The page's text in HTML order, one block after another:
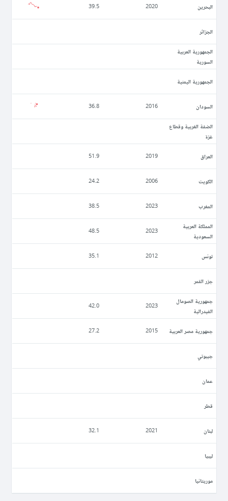
البحرين 2020
39.5
الجزائر
الجمهورية العربية
السورية
الجمهورية اليمنية
السودان 2016
36.8
الضفة الغربية وقطاع
غزة
العراق 2019
51.9
الكويت 2006
24.2
المغرب 2023
38.5
المملكة العربية
السعودية
2023
48.5
تونس 2012
35.1
جزر القمر
جمهورية الصومال
الفيدرالية
2023
42.0
جمهورية مصر العربية 2015
27.2
جيبوتي
عمان
قطر
لبنان 2021
32.1
ليبيا
موريتانيا